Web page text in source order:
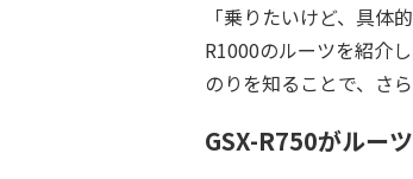
「乗りたいけど、具体
R1000のルーツを紹介
のりを知ることで、さ
GSX-R750がルー